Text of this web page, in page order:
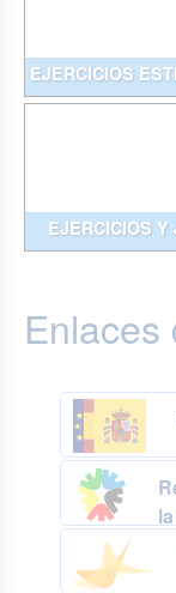
EJERCICIOS
EJERCICIOS Y
Enlaces